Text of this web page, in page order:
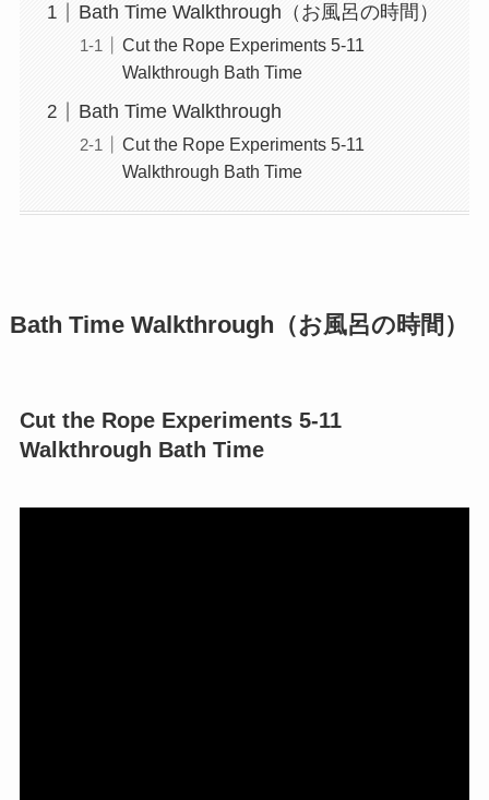
Bath Time Walkthrough（お風呂の時間）
Cut the Rope Experiments 5-11
Walkthrough Bath Time
Bath Time Walkthrough
Cut the Rope Experiments 5-11
Walkthrough Bath Time
Bath Time Walkthrough（お風呂の時間）
Cut the Rope Experiments 5-11
Walkthrough Bath Time